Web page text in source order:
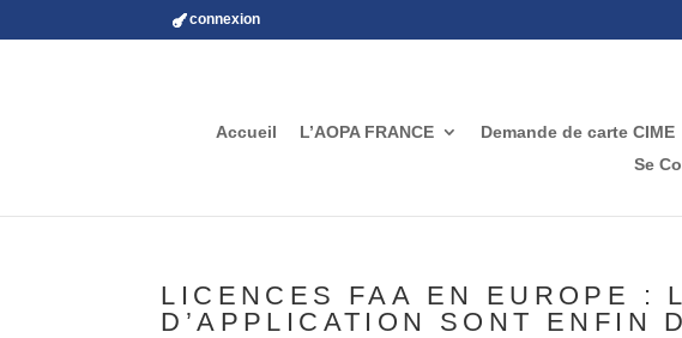
connexion
Accueil L’AOPA FRANCE Demande de carte CIME
Se
LICENCES FAA EN EUROPE :
D’APPLICATION SONT ENFIN